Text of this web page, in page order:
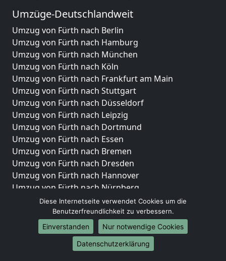
Umzüge-Deutschlandweit
Umzug von Fürth nach Berlin
Umzug von Fürth nach Hamburg
Umzug von Fürth nach München
Umzug von Fürth nach Köln
Umzug von Fürth nach Frankfurt am Main
Umzug von Fürth nach Stuttgart
Umzug von Fürth nach Düsseldorf
Umzug von Fürth nach Leipzig
Umzug von Fürth nach Dortmund
Umzug von Fürth nach Essen
Umzug von Fürth nach Bremen
Umzug von Fürth nach Dresden
Umzug von Fürth nach Hannover
Umzug von Fürth nach Nürnberg
Umzug von Fürth nach Duisburg
Umzug von Fürth nach Bochum
Umzug von Fürth nach Wuppertal
Umzug von Fürth nach Bielefeld
Umzug von Fürth nach Bonn
Diese Internetseite verwendet Cookies um die
Benutzerfreundlichkeit zu verbessern.
Einverstanden
Nur notwendige Cookies
Datenschutzerklärung